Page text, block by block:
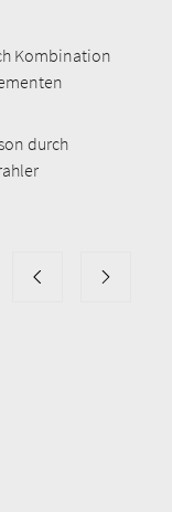
Kombination
durch